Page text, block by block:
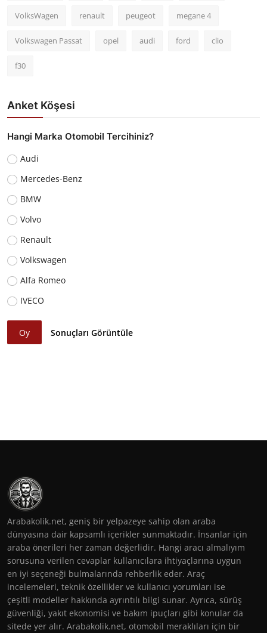
VolksWagen renault peugeot megane 4
Volkswagen Passat opel audi ford clio
f30
Anket Köşesi
Hangi Marka Otomobil Tercihiniz?
Audi
Mercedes-Benz
BMW
Volvo
Renault
Volkswagen
Alfa Romeo
IVECO
Oy Sonuçları Görüntüle
Arabakolik.net, geniş bir yelpazeye sahip olan araba
dünyasına dair kapsamlı içerikler sunmaktadır. İnsanlar için
araba önerileri her zaman değerlidir. Hangi aracı almalıyım
sorusuna verilen cevaplar kullanıcılara ihtiyaçlarına uygun
en iyi seçeneği bulmalarında rehberlik eder. Araç
incelemeleri, teknik özellikler ve kullanıcı yorumları ise
çeşitli modeller hakkında ayrıntılı bilgi sunar. Ayrıca, sürüş
güvenliği, yakıt ekonomisi ve bakım ipuçları gibi konular da
sitede yer alır. Arabakolik.net, otomobil meraklıları için bir